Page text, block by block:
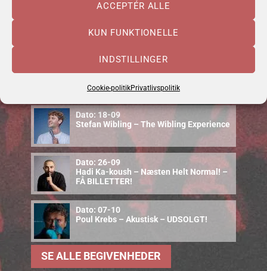
ACCEPTÉR ALLE
KUN FUNKTIONELLE
INDSTILLINGER
Cookie-politikPrivatlivspolitik
Cajun Food & Music – september 2026
Dato: 18-09
Stefan Wibling – The Wibling Experience
Dato: 26-09
Hadi Ka-koush – Næsten Helt Normal! –
FÅ BILLETTER!
Dato: 07-10
Poul Krebs – Akustisk – UDSOLGT!
SE ALLE BEGIVENHEDER